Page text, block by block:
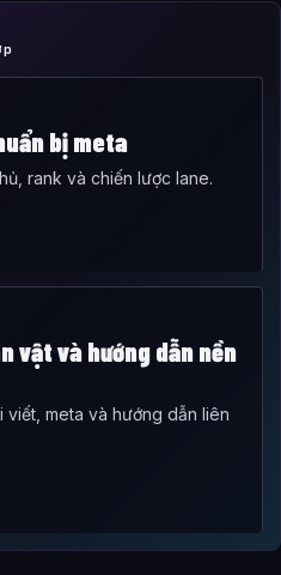
bị meta
rank và chiến lược lane.
vật và hướng dẫn nền
meta và hướng dẫn liên